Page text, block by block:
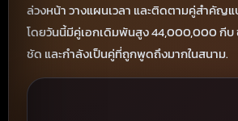
ล่วงหน้า วางแผนเวลา และติดตามคู่สำคัญ
โดยวันนี้มีคู่เอกเดิมพันสูง 44,000,000 กีบ
ชัด และกำลังเป็นคู่ที่ถูกพูดถึงมากในสนาม.